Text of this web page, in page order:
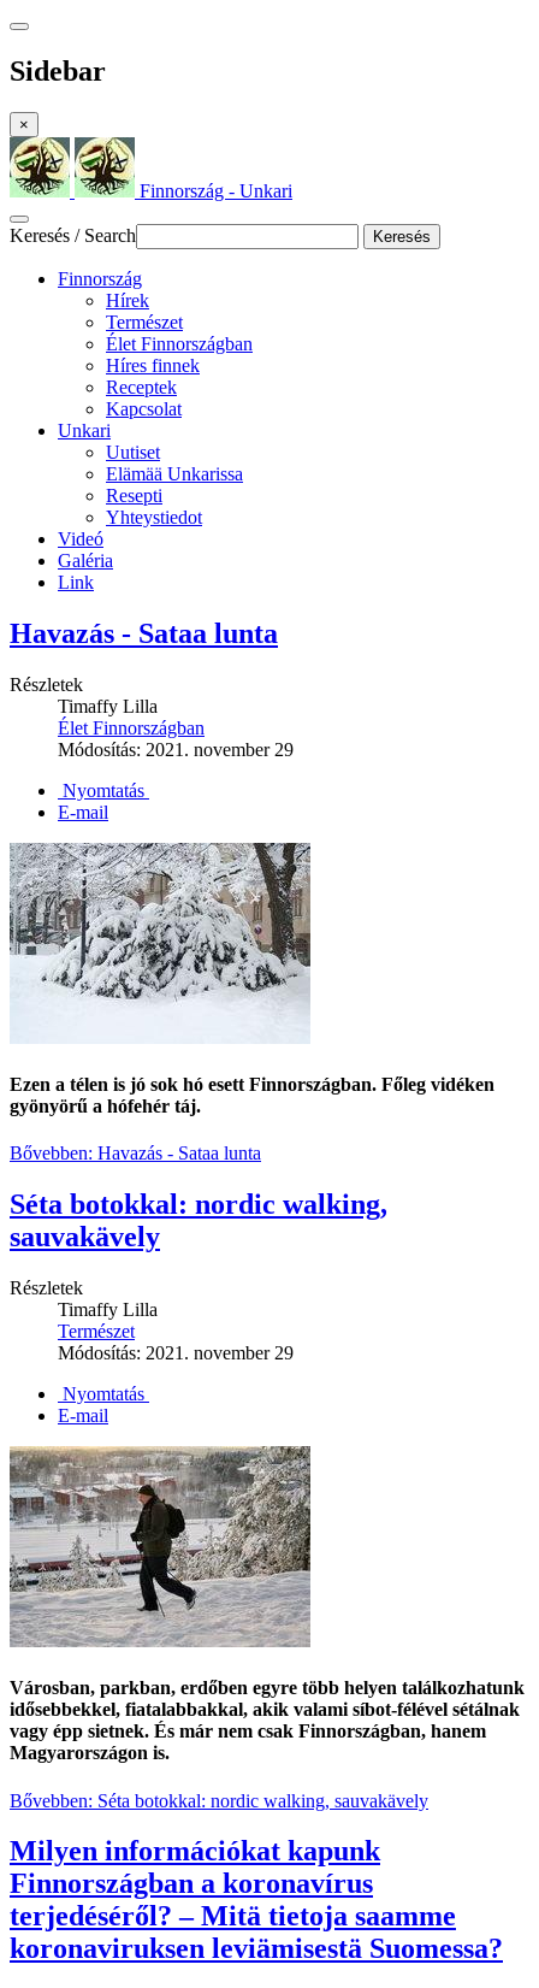
Sidebar
×
Finnország - Unkari
Keresés / Search Keresés
Finnország
Hírek
Természet
Élet Finnországban
Híres finnek
Receptek
Kapcsolat
Unkari
Uutiset
Elämää Unkarissa
Resepti
Yhteystiedot
Videó
Galéria
Link
Havazás - Sataa lunta
Részletek
Timaffy Lilla
Élet Finnországban
Módosítás: 2021. november 29
Nyomtatás
E-mail
Ezen a télen is jó sok hó esett Finnországban. Főleg vidéken
gyönyörű a hófehér táj.
Bővebben: Havazás - Sataa lunta
Séta botokkal: nordic walking,
sauvakävely
Részletek
Timaffy Lilla
Természet
Módosítás: 2021. november 29
Nyomtatás
E-mail
Városban, parkban, erdőben egyre több helyen találkozhatunk
idősebbekkel, fiatalabbakkal, akik valami síbot-félével sétálnak
vagy épp sietnek. És már nem csak Finnországban, hanem
Magyarországon is.
Bővebben: Séta botokkal: nordic walking, sauvakävely
Milyen információkat kapunk
Finnországban a koronavírus
terjedéséről? – Mitä tietoja saamme
koronaviruksen leviämisestä Suomessa?